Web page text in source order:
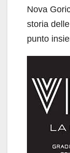
Nova
storia
punto